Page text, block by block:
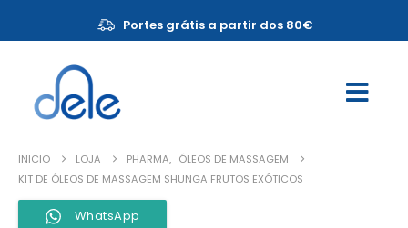
Portes grátis a partir dos 80€
INICIO LOJA PHARMA, ÓLEOS DE MASSAGEM
KIT DE ÓLEOS DE MASSAGEM SHUNGA FRUTOS EXÓTICOS
WhatsApp